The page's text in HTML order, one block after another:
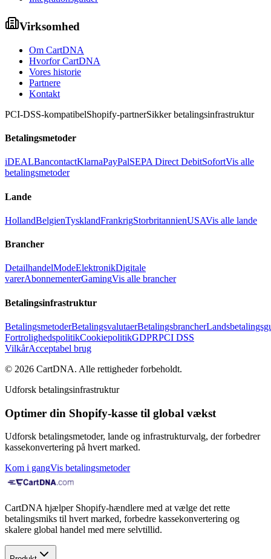
Virksomhed
Om CartDNA
Hvorfor CartDNA
Vores historie
Partnere
Kontakt
PCI-DSS-kompatibelShopify-partnerSikker betalingsinfrastruktur
Betalingsmetoder
iDEALBancontactKlarnaPayPalSEPA Direct DebitSofortVis alle
betalingsmetoder
Lande
HollandBelgienTysklandFrankrigStorbritannienUSAVis alle lande
Brancher
DetailhandelModeElektronikDigitale
varerAbonnementerGamingVis alle brancher
Betalingsinfrastruktur
BetalingsmetoderBetalingsvalutaerBetalingsbrancher
FortrolighedspolitikCookiepolitikGDPRPCI DSS
VilkårAcceptabel brug
© 2026 CartDNA. Alle rettigheder forbeholdt.
Udforsk betalingsinfrastruktur
Optimer din Shopify-kasse til global vækst
Udforsk betalingsmetoder, lande og infrastrukturvalg, der forbedrer
kassekonvertering på hvert marked.
Kom i gangVis betalingsmetoder
CartDNA hjælper Shopify-hændlere med at vælge det rette
betalingsmiks til hvert marked, forbedre kassekonvertering og
skalere global handel med mere selvtillid.